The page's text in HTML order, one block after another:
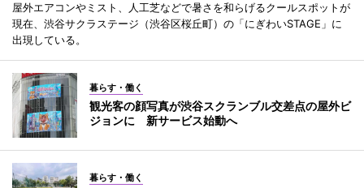
屋外エアコンやミスト、人工芝などで暑さを和らげるクールスポットが
現在、渋谷サクラステージ（渋谷区桜丘町）の「にぎわいSTAGE」に
出現している。
暮らす・働く
観光客の顔写真が渋谷スクランブル交差点の屋外ビ
ジョンに 新サービス始動へ
暮らす・働く